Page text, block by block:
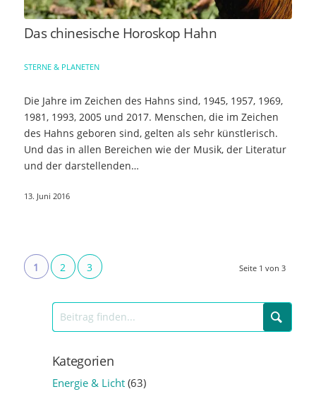
Das chinesische Horoskop Hahn
STERNE & PLANETEN
Die Jahre im Zeichen des Hahns sind, 1945, 1957, 1969,
1981, 1993, 2005 und 2017. Menschen, die im Zeichen
des Hahns geboren sind, gelten als sehr künstlerisch.
Und das in allen Bereichen wie der Musik, der Literatur
und der darstellenden…
13. Juni 2016
Seite 1 von 3
1 2 3
Kategorien
Energie & Licht(63)